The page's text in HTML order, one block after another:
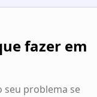
fazer em
seu problema se